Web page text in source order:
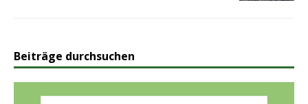
Beiträge durchsuchen